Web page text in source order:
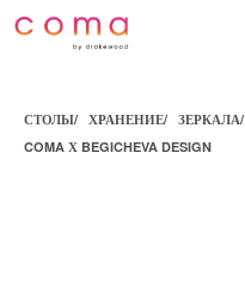
СТОЛЫ/ ХРАНЕНИЕ/ ЗЕРКАЛА/
COMA Х BEGICHEVA DESIGN